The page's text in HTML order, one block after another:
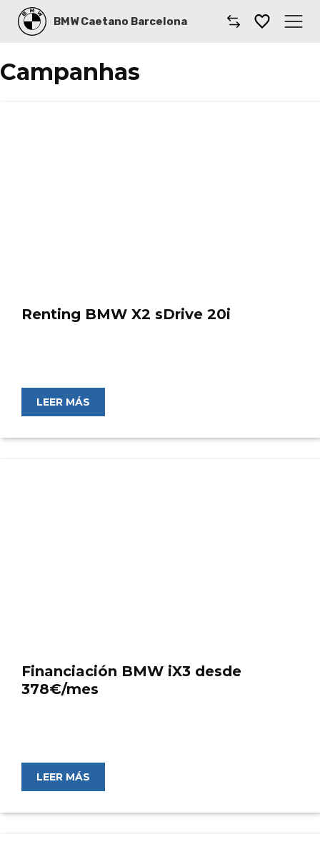
BMW Caetano Barcelona
Nuestras marcas
Campanhas
Renting BMW X2 sDrive 20i
LEER MÁS
Financiación BMW iX3 desde
378€/mes
LEER MÁS